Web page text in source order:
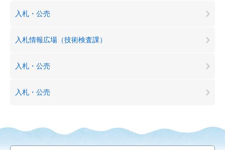
入札・公売
入札情報広場（技術検査課）
入札・公売
入札・公売